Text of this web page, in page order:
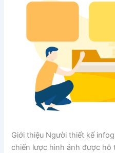
Giới thiệu Người thiết kế
chiến lược hình ảnh được hỗ